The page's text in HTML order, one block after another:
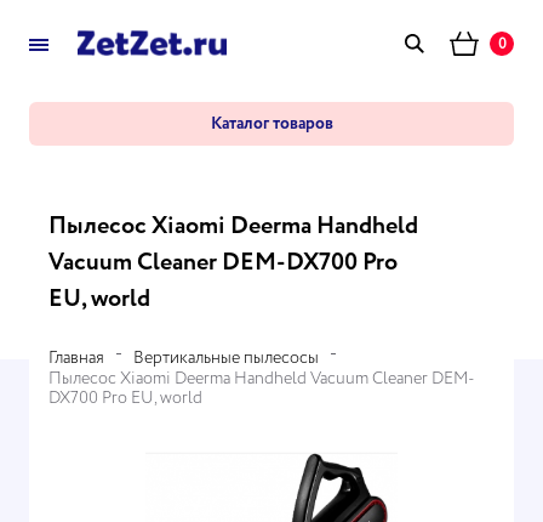
0
Каталог товаров
Пылесос Xiaomi Deerma Handheld
Vacuum Cleaner DEM-DX700 Pro
EU, world
Главная
Вертикальные пылесосы
Пылесос Xiaomi Deerma Handheld Vacuum Cleaner DEM-
DX700 Pro EU, world